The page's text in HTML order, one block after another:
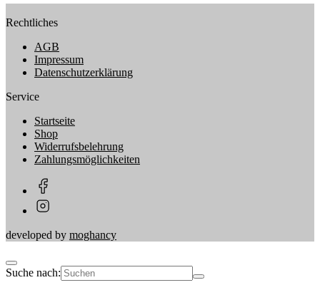
Rechtliches
AGB
Impressum
Datenschutzerklärung
Service
Startseite
Shop
Widerrufsbelehrung
Zahlungsmöglichkeiten
developed by moghancy
Suche nach: